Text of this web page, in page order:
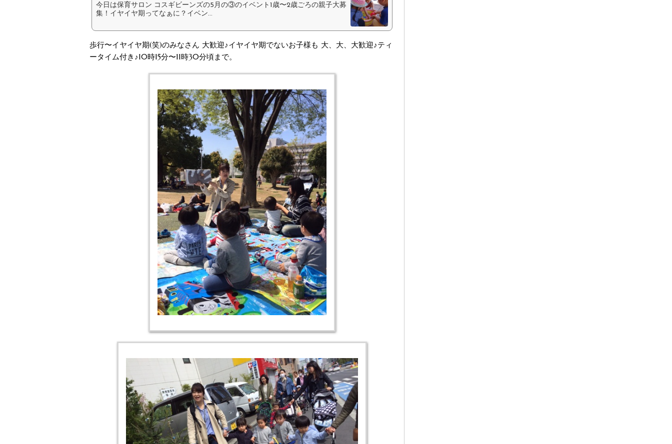
今日は保育サロン コスギビーンズの5月の③のイベント1歳〜2歳ごろの親子大募
集！イヤイヤ期ってなぁに？イベン...
歩行〜イヤイヤ期(笑)のみなさん 大歓迎♪イヤイヤ期でないお子様も 大、大、大歓迎♪ティ
ータイム付き♪10時15分〜11時30分頃まで。